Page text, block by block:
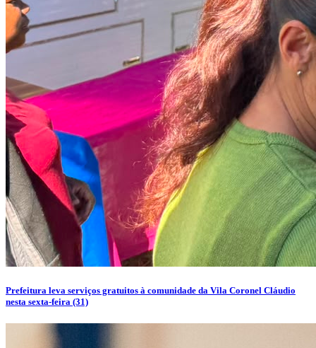
Prefeitura leva serviços gratuitos à comunidade da Vila Coronel Cláudio
nesta sexta-feira (31)